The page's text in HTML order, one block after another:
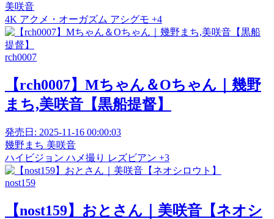
美咲音
4K アクメ・オーガズム アシグモ +4
rch0007
【rch0007】Mちゃん＆Oちゃん｜幾野
まち,美咲音【黒船提督】
発売日: 2025-11-16 00:00:03
幾野まち 美咲音
ハイビジョン ハメ撮り レズビアン +3
nost159
【nost159】おとさん｜美咲音【ネオシ